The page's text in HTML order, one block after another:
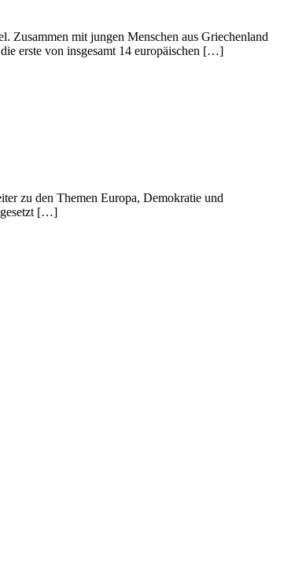
Zusammen mit jungen Menschen aus Griechenland
erste von insgesamt 14 europäischen […]
zu den Themen Europa, Demokratie und
[…]